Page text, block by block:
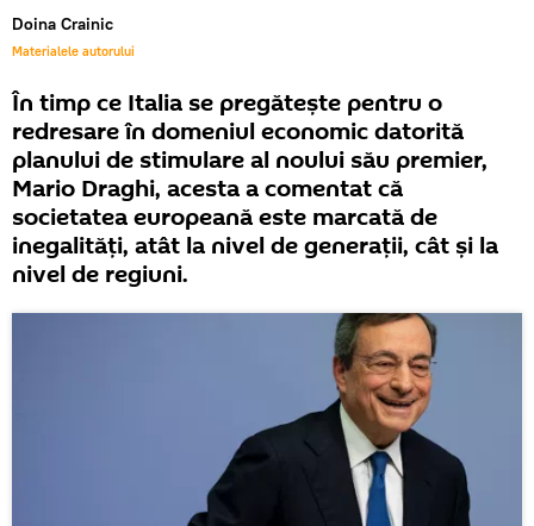
Doina Crainic
Materialele autorului
În timp ce Italia se pregătește pentru o
redresare în domeniul economic datorită
planului de stimulare al noului său premier,
Mario Draghi, acesta a comentat că
societatea europeană este marcată de
inegalități, atât la nivel de generații, cât și la
nivel de regiuni.